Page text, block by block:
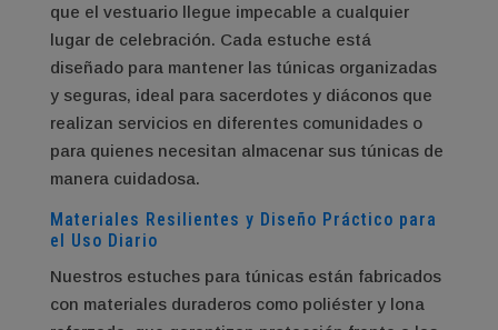
que el vestuario llegue impecable a cualquier
lugar de celebración. Cada estuche está
diseñado para mantener las túnicas organizadas
y seguras, ideal para sacerdotes y diáconos que
realizan servicios en diferentes comunidades o
para quienes necesitan almacenar sus túnicas de
manera cuidadosa.
Materiales Resilientes y Diseño Práctico para
el Uso Diario
Nuestros estuches para túnicas están fabricados
con materiales duraderos como poliéster y lona